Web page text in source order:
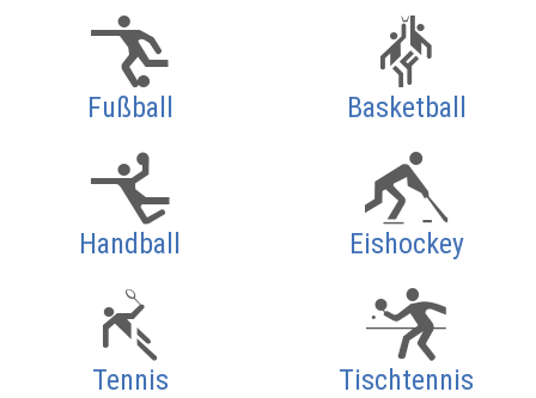
Fußball Basketball
Handball Eishockey
Tennis Tischtennis